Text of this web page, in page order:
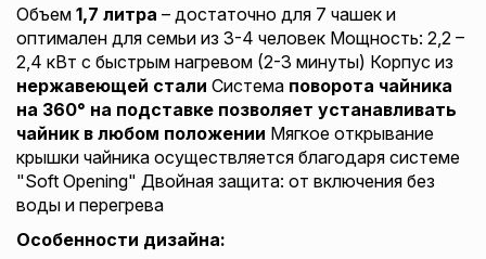
Объем 1,7 литра – достаточно для 7 чашек и
оптимален для семьи из 3-4 человек Мощность: 2,2 –
2,4 кВт с быстрым нагревом (2-3 минуты) Корпус из
нержавеющей стали Система поворота чайника
на 360° на подставке позволяет устанавливать
чайник в любом положении Мягкое открывание
крышки чайника осуществляется благодаря системе
"Soft Opening" Двойная защита: от включения без
воды и перегрева
Особенности дизайна: